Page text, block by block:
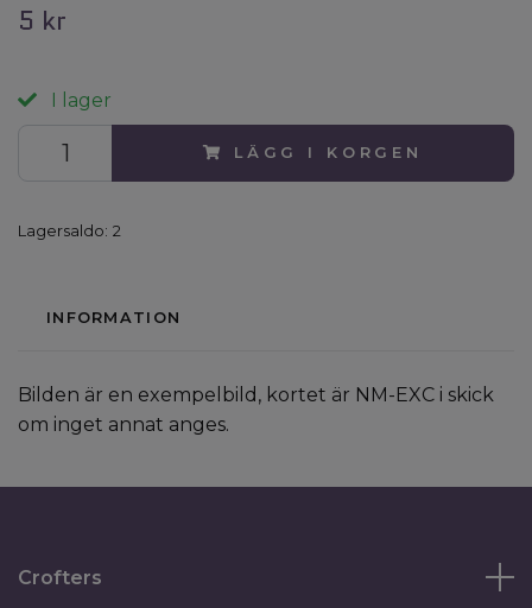
5 kr
I lager
LÄGG I KORGEN
Lagersaldo: 2
INFORMATION
Bilden är en exempelbild, kortet är NM-EXC i skick
om inget annat anges.
Crofters